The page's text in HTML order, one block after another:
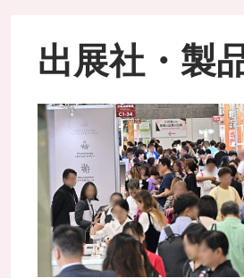
出展社・製